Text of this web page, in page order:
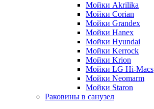
Мойки Akrilika
Мойки Corian
Мойки Grandex
Мойки Hanex
Мойки Hyundai
Мойки Kerrock
Мойки Krion
Мойки LG Hi-Macs
Мойки Neomarm
Мойки Staron
Раковины в санузел